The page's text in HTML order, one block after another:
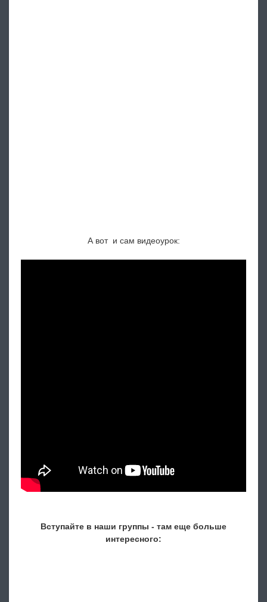
А вот и сам видеоурок:
Вступайте в наши группы - там еще больше
интересного: